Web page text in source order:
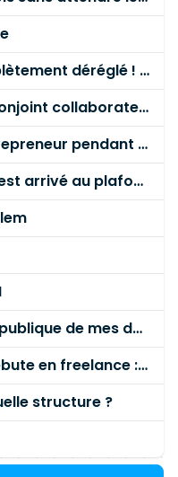
Le marché de l'IT est complètement déréglé ! STOP à cette mascarade ! Il faut s'unir et résister !
aide changement statut conjoint collaborateur
Mixer portage et auto entrepreneur pendant des années - quel risque ?
🚨 Réforme ARE 2025 : qui est arrivé au plafond des 60 % en gardant son entreprise ?
Ras-le-bol de l’exposition publique de mes données personnelles liées à mon entreprise
Fixer son TJM quand on débute en freelance : la méthode mathématique (et pas au feeling) 🛑
structure ?